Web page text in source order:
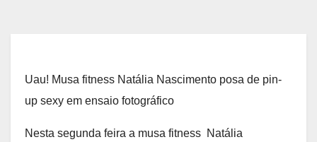
Uau! Musa fitness Natália Nascimento posa de pin-
up sexy em ensaio fotográfico
Nesta segunda feira a musa fitness Natália